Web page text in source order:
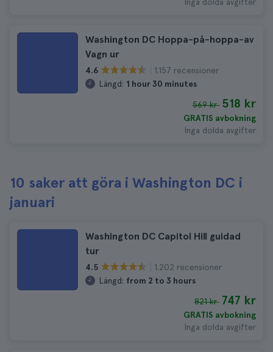
Washington DC Hoppa-på-hoppa-av
Vagn ur
4.6
1.157 recensioner
Längd: 1 hour 30 minutes
569 kr 518 kr
GRATIS avbokning
Inga dolda avgifter
10 saker att göra i Washington DC i
januari
Washington DC Capitol Hill guidad
tur
4.5
1.202 recensioner
Längd: from 2 to 3 hours
821 kr 747 kr
GRATIS avbokning
Inga dolda avgifter